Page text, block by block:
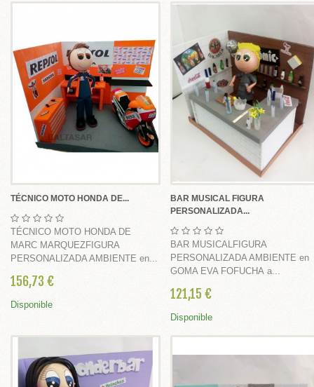
TÉCNICO MOTO HONDA DE...
TÉCNICO MOTO HONDA DE
MARC MARQUEZFIGURA
PERSONALIZADA AMBIENTE en...
156,73 €
Disponible
BAR MUSICAL FIGURA
PERSONALIZADA...
BAR MUSICALFIGURA
PERSONALIZADA AMBIENTE en
GOMA EVA FOFUCHA a...
121,15 €
Disponible
Y CEREMONIAS
PARA ANILLOS BODA
y Portafotos Personalizados
Delicados y Actuales
Tradicionales
Do It Yourself
CATÁLOGO+